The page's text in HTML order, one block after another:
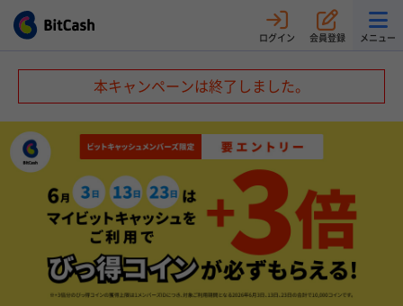
ログイン 会員登録 メニュー
本キャンペーンは終了しました。